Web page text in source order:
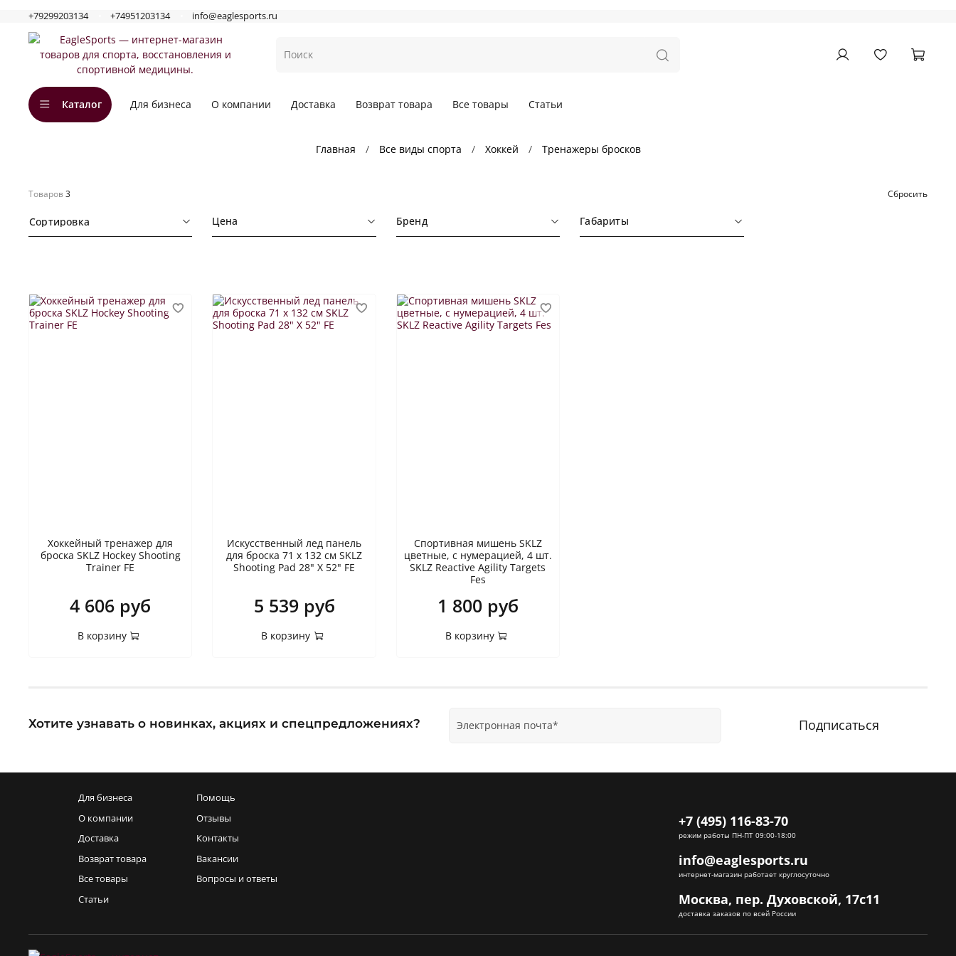
+79299203134 +74951203134 info@eaglesports.ru
Каталог Для бизнеса О компании Доставка Возврат товара Все товары Статьи
Главная Все виды спорта Хоккей Тренажеры бросков
Товаров3 Сбросить
Сортировка Цена Бренд Габариты
Хоккейный тренажер для
броска SKLZ Hockey Shooting
Trainer FE
4 606 руб
В корзину
Искусственный лед панель
для броска 71 х 132 см SKLZ
Shooting Pad 28" X 52" FE
5 539 руб
В корзину
Спортивная мишень SKLZ
цветные, с нумерацией, 4 шт.
SKLZ Reactive Agility Targets
Fes
1 800 руб
В корзину
Хотите узнавать о новинках, акциях и спецпредложениях? Подписаться
Для бизнеса
О компании
Доставка
Возврат товара
Все товары
Статьи
Помощь
Отзывы
Контакты
Вакансии
Вопросы и ответы
+7 (495) 116-83-70
режим работы ПН-ПТ 09:00-18:00
info@eaglesports.ru
интернет-магазин работает круглосуточно
Москва, пер. Духовской, 17с11
доставка заказов по всей России